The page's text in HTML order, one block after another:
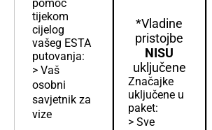
pomoć
tijekom
cijelog
vašeg ESTA
putovanja:
> Vaš
osobni
savjetnik za
vize
*Vladine
pristojbe
NISU
uključene
Značajke
uključene u
paket:
> Sve